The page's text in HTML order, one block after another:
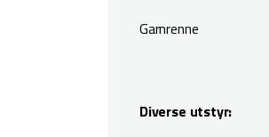
Garnrenne
Diverse utstyr: